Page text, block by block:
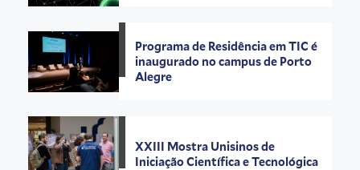
Programa de Residência em TIC é
inaugurado no campus de Porto
Alegre
XXIII Mostra Unisinos de
Iniciação Científica e Tecnológica